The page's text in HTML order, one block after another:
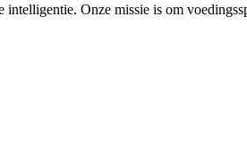
Onze missie is om